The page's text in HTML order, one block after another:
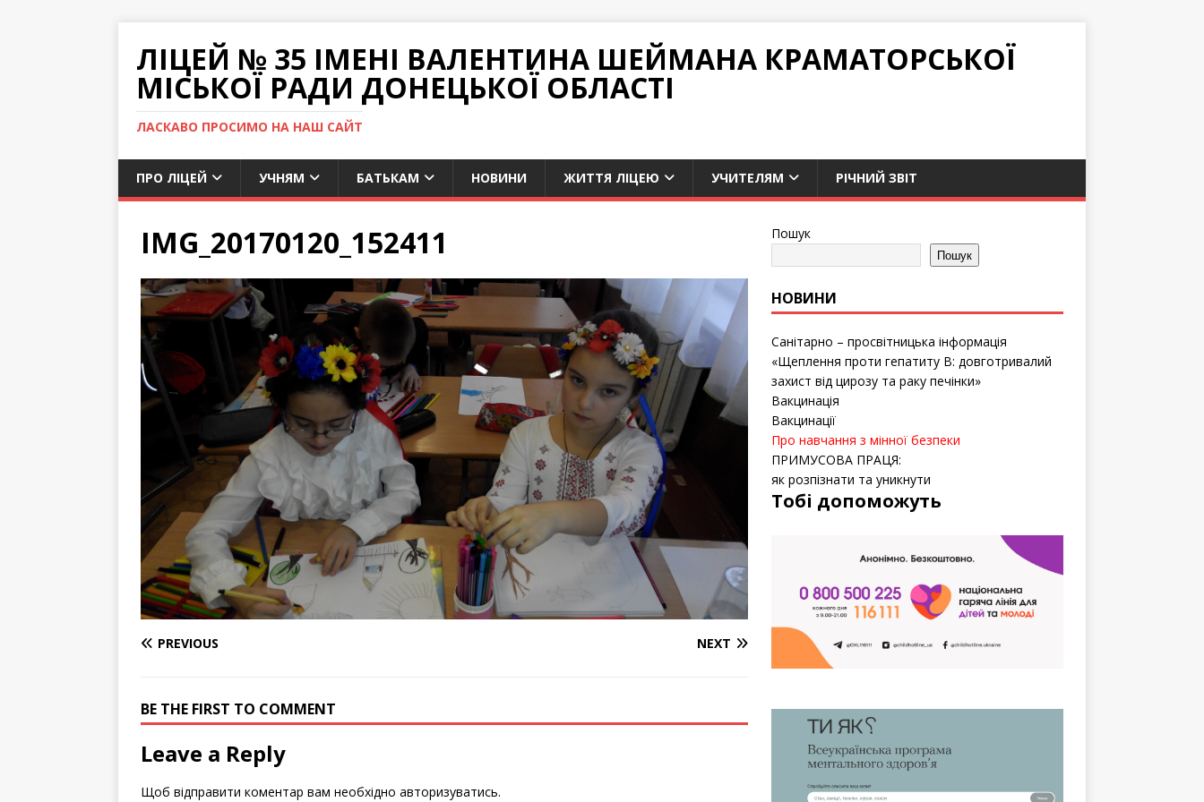
ЛІЦЕЙ № 35 ІМЕНІ ВАЛЕНТИНА ШЕЙМАНА КРАМАТОРСЬКОЇ
МІСЬКОЇ РАДИ ДОНЕЦЬКОЇ ОБЛАСТІ
ЛАСКАВО ПРОСИМО НА НАШ САЙТ
ПРО ЛІЦЕЙ УЧНЯМ БАТЬКАМ НОВИНИ ЖИТТЯ ЛІЦЕЮ УЧИТЕЛЯМ РІЧНИЙ ЗВІТ
IMG_20170120_152411
PREVIOUS NEXT
BE THE FIRST TO COMMENT
Leave a Reply
Щоб відправити коментар вам необхідно авторизуватись.
Пошук
Пошук
НОВИНИ
Санітарно – просвітницька інформація
«Щеплення проти гепатиту B: довготривалий
захист від цирозу та раку печінки»
Вакцинація
Вакцинації
Про навчання з мінної безпеки
ПРИМУСОВА ПРАЦЯ:
як розпізнати та уникнути
Тобі допоможуть